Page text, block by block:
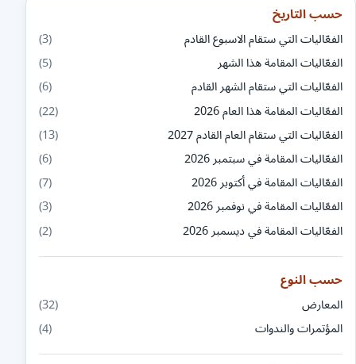
حسب التاريخ
الفعّاليات التي ستقام الاسبوع القادم
(3)
الفعّاليات المقامة هذا الشهر
(5)
الفعّاليات التي ستقام الشهر القادم
(6)
الفعّاليات المقامة هذا العام 2026
(22)
الفعّاليات التي ستقام العام القادم 2027
(13)
الفعّاليات المقامة في سبتمبر 2026
(6)
الفعّاليات المقامة في أكتوبر 2026
(7)
الفعّاليات المقامة في نوفمبر 2026
(3)
الفعّاليات المقامة في ديسمبر 2026
(2)
حسب النوع
المعارض
(32)
المؤتمرات والندوات
(4)